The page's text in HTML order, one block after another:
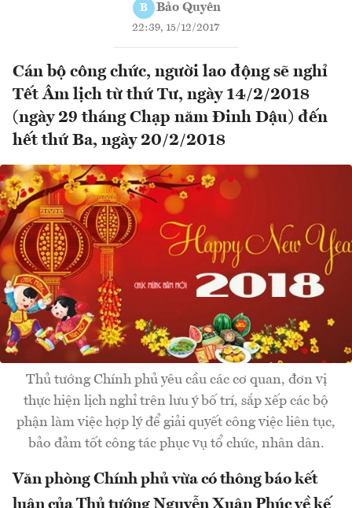
B Bảo Quyên
22:39, 15/12/2017
Cán bộ công chức, người lao động sẽ nghỉ
Tết Âm lịch từ thứ Tư, ngày 14/2/2018
(ngày 29 tháng Chạp năm Đinh Dậu) đến
hết thứ Ba, ngày 20/2/2018
Thủ tướng Chính phủ yêu cầu các cơ quan, đơn vị
thực hiện lịch nghỉ trên lưu ý bố trí, sắp xếp các bộ
phận làm việc hợp lý để giải quyết công việc liên tục,
bảo đảm tốt công tác phục vụ tổ chức, nhân dân.
Văn phòng Chính phủ vừa có thông báo kết
luận của Thủ tướng Nguyễn Xuân Phúc về kế